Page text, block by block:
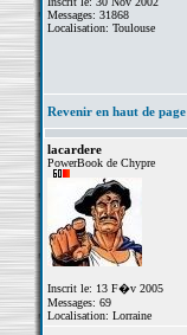
Messages: 31868
Localisation: Toulouse
Revenir en haut de page
lacardere
PowerBook de Chypre
Inscrit le: 13 F�v 2005
Messages: 69
Localisation: Lorraine